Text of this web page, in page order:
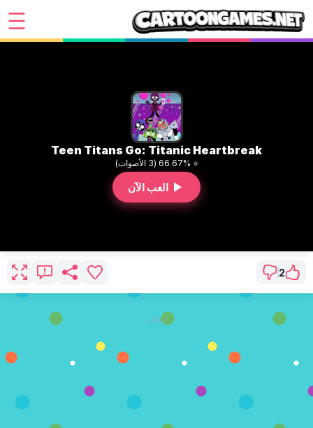
Teen Titans Go: Titanic Heartbreak
⭐ 66.67% (3 الأصوات)
العب الآن
2
إعلان